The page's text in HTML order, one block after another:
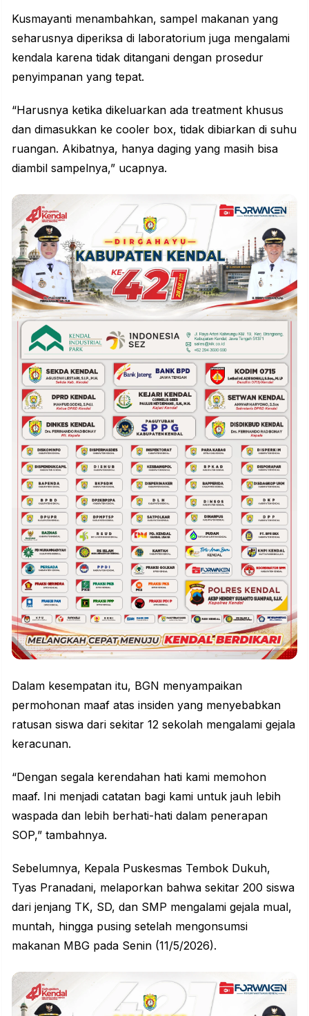
Kusmayanti menambahkan, sampel makanan yang
seharusnya diperiksa di laboratorium juga mengalami
kendala karena tidak ditangani dengan prosedur
penyimpanan yang tepat.
“Harusnya ketika dikeluarkan ada treatment khusus
dan dimasukkan ke cooler box, tidak dibiarkan di suhu
ruangan. Akibatnya, hanya daging yang masih bisa
diambil sampelnya,” ucapnya.
Dalam kesempatan itu, BGN menyampaikan
permohonan maaf atas insiden yang menyebabkan
ratusan siswa dari sekitar 12 sekolah mengalami gejala
keracunan.
“Dengan segala kerendahan hati kami memohon
maaf. Ini menjadi catatan bagi kami untuk jauh lebih
waspada dan lebih berhati-hati dalam penerapan
SOP,” tambahnya.
Sebelumnya, Kepala Puskesmas Tembok Dukuh,
Tyas Pranadani, melaporkan bahwa sekitar 200 siswa
dari jenjang TK, SD, dan SMP mengalami gejala mual,
muntah, hingga pusing setelah mengonsumsi
makanan MBG pada Senin (11/5/2026).